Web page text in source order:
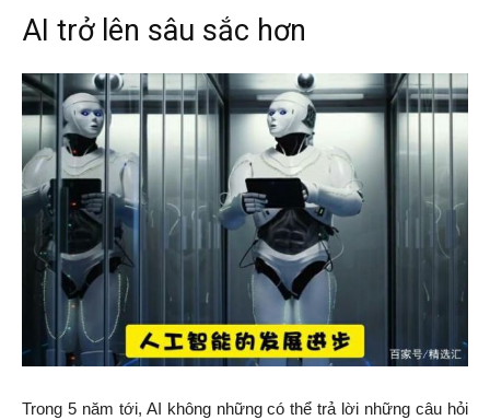
AI trở lên sâu sắc hơn
Trong 5 năm tới, AI không những có thể trả lời những câu hỏi